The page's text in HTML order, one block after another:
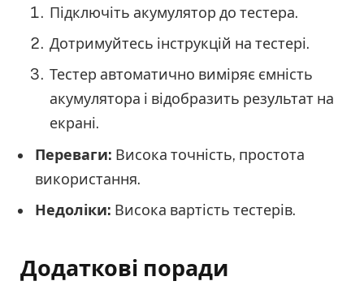
Підключіть акумулятор до тестера.
Дотримуйтесь інструкцій на тестері.
Тестер автоматично виміряє ємність
акумулятора і відобразить результат на
екрані.
Переваги: Висока точність, простота
використання.
Недоліки: Висока вартість тестерів.
Додаткові поради